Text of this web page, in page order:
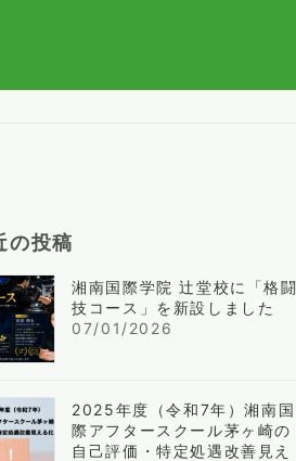
の投稿
湘南国際学院 辻堂校に「格闘
技コース」を新設しました
07/01/2026
2025年度（令和7年）湘南国
際アフタースクール茅ヶ崎の
自己評価・特定処遇改善見え